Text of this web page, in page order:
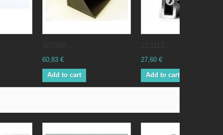
60,83 €
Add to cart
27,60 €
Add to cart